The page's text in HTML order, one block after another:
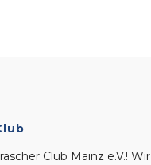
Club Mainz e.V.! Wir